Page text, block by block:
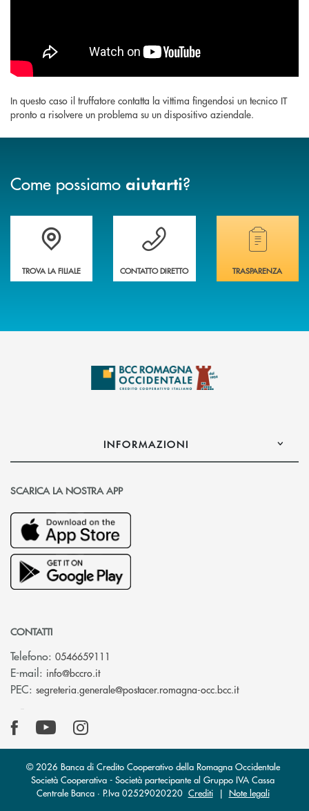
In questo caso il truffatore contatta la vittima fingendosi un tecnico IT
pronto a risolvere un problema su un dispositivo aziendale.
Come possiamo aiutarti?
Accedi all' elenco completo delle filiali della banca.
TROVA LA FILIALE
Hai bisogno di assistenza immediata?
CONTATTO DIRETTO
Hai bisogno di
TRASPARENZA
INFORMAZIONI
SCARICA LA NOSTRA APP
CONTATTI
Telefono: 0546659111
E-mail: info@bccro.it(si apre l’app di posta elettronica)
PEC: segreteria.generale@postacer.romagna-occ.bcc.it(si apre l’app
© 2026 Banca di Credito Cooperativo della Romagna Occidentale
Società Cooperativa - Società partecipante al Gruppo IVA Cassa
Centrale Banca · P.Iva 02529020220 Crediti| Note legali